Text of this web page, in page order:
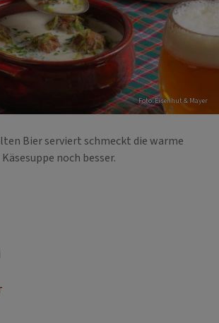
Foto: Eisenhut & Mayer
Bier serviert schmeckt die warme
Käsesuppe noch besser.